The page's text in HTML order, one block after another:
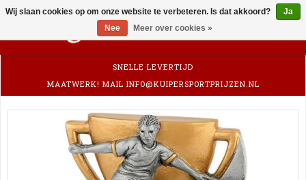
0
SNELLE LEVERTIJD
MAATWERK! MAIL INFO@KUIPERSPORTPRIJZEN.NL
Wij slaan cookies op om onze website te verbeteren. Is dat akkoord?
Ja
Nee
Meer over cookies »